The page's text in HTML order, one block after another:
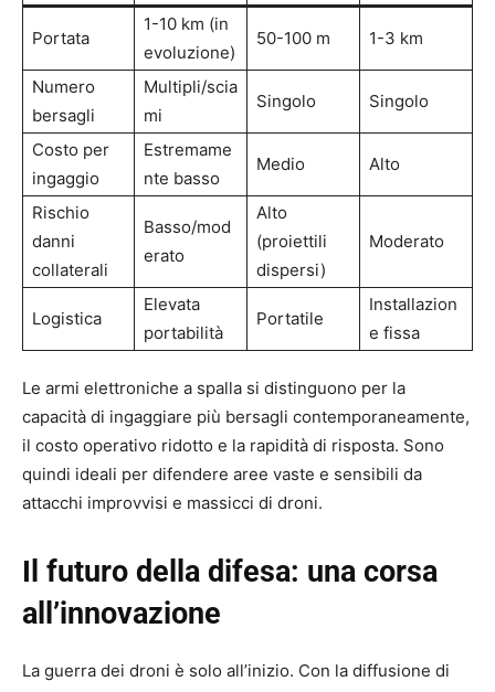
Portata
1-10 km (in
evoluzione)
50-100 m 1-3 km
Numero
bersagli
Multipli/scia
mi
Singolo Singolo
Costo per
ingaggio
Estremame
nte basso
Medio Alto
Rischio
danni
collaterali
Basso/mod
erato
Alto
(proiettili
dispersi)
Moderato
Logistica
Elevata
portabilità
Portatile
Installazion
e fissa
Le armi elettroniche a spalla si distinguono per la
capacità di ingaggiare più bersagli contemporaneamente,
il costo operativo ridotto e la rapidità di risposta. Sono
quindi ideali per difendere aree vaste e sensibili da
attacchi improvvisi e massicci di droni.
Il futuro della difesa: una corsa
all’innovazione
La guerra dei droni è solo all’inizio. Con la diffusione di